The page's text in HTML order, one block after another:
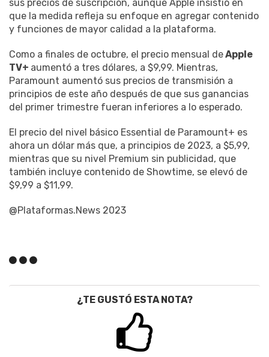
sus precios de suscripción, aunque Apple insistió en
que la medida refleja su enfoque en agregar contenido
y funciones de mayor calidad a la plataforma.
Como a finales de octubre, el precio mensual deApple
TV+ aumentó a tres dólares, a $9,99. Mientras,
Paramount aumentó sus precios de transmisión a
principios de este año después de que sus ganancias
del primer trimestre fueran inferiores a lo esperado.
El precio del nivel básico Essential de Paramount+ es
ahora un dólar más que, a principios de 2023, a $5,99,
mientras que su nivel Premium sin publicidad, que
también incluye contenido de Showtime, se elevó de
$9,99 a $11,99.
@Plataformas.News 2023
¿TE GUSTÓ ESTA NOTA?